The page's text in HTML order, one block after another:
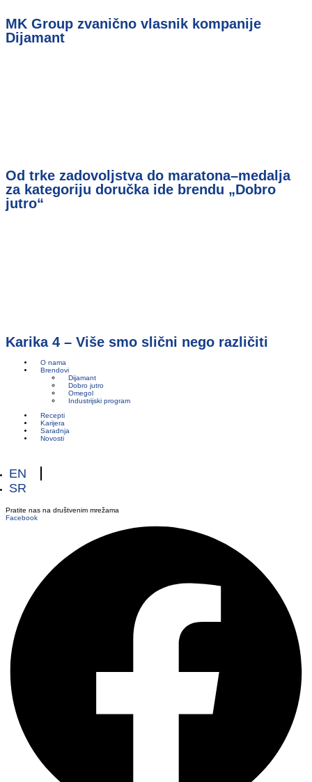
MK Group zvanično vlasnik kompanije
Dijamant
Od trke zadovoljstva do maratona–medalja
za kategoriju doručka ide brendu „Dobro
jutro“
Karika 4 – Više smo slični nego različiti
O nama
Brendovi
Dijamant
Dobro jutro
Omegol
Industrijski program
Recepti
Karijera
Saradnja
Novosti
EN
SR
Pratite nas na društvenim mrežama
Facebook